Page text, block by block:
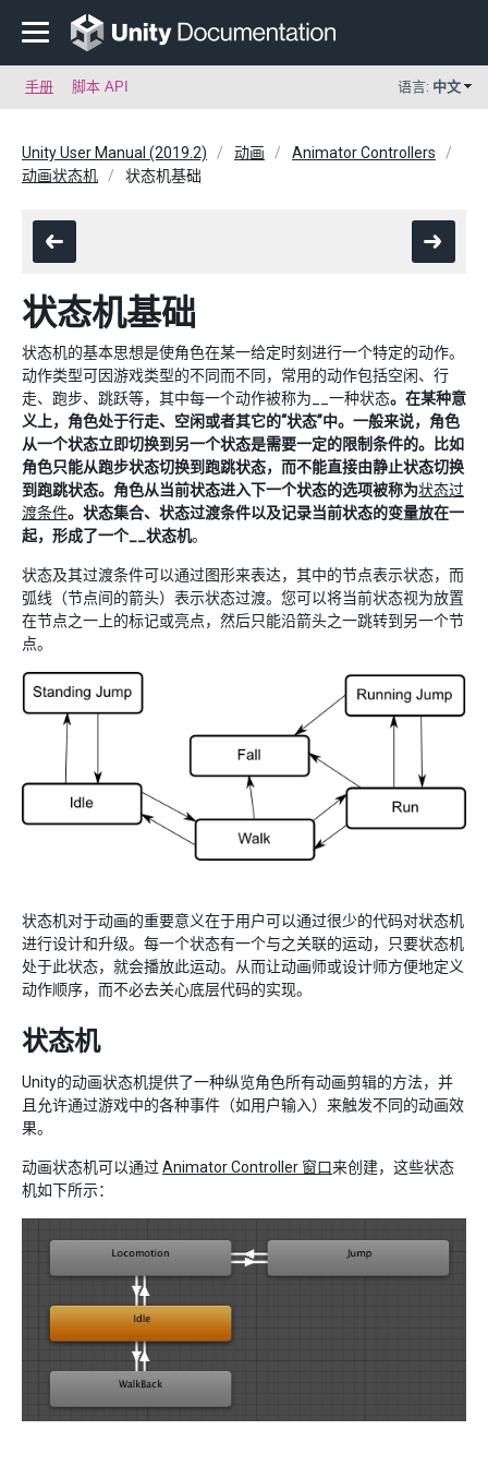
手册 脚本 API 语言: 中文
Unity User Manual (2019.2) 动画
Animator Controllers
动画状态机
状态机基础
状态机基础
状态机的基本思想是使角色在某一给定时刻进行一个特定的动作。
动作类型可因游戏类型的不同而不同，常用的动作包括空闲、行
走、跑步、跳跃等，其中每一个动作被称为__一种状态。在某种意
义上，角色处于行走、空闲或者其它的“状态”中。一般来说，角色
从一个状态立即切换到另一个状态是需要一定的限制条件的。比如
角色只能从跑步状态切换到跑跳状态，而不能直接由静止状态切换
到跑跳状态。角色从当前状态进入下一个状态的选项被称为状态过
渡条件。状态集合、状态过渡条件以及记录当前状态的变量放在一
起，形成了一个__状态机。
状态及其过渡条件可以通过图形来表达，其中的节点表示状态，而
弧线（节点间的箭头）表示状态过渡。您可以将当前状态视为放置
在节点之一上的标记或亮点，然后只能沿箭头之一跳转到另一个节
点。
状态机对于动画的重要意义在于用户可以通过很少的代码对状态机
进行设计和升级。每一个状态有一个与之关联的运动，只要状态机
处于此状态，就会播放此运动。从而让动画师或设计师方便地定义
动作顺序，而不必去关心底层代码的实现。
状态机
Unity的动画状态机提供了一种纵览角色所有动画剪辑的方法，并
且允许通过游戏中的各种事件（如用户输入）来触发不同的动画效
果。
动画状态机可以通过Animator Controller 窗口来创建，这些状态
机如下所示：